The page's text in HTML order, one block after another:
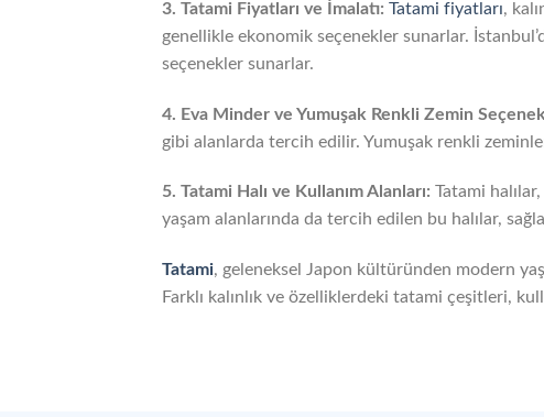
3. Tatami Fiyatları ve İmalatı: Tatami fiyatları,
genellikle ekonomik seçenekler sunarlar.
seçenekler sunarlar.
4. Eva Minder ve Yumuşak Renkli Zemin
gibi alanlarda tercih edilir. Yumuşak renkli
5. Tatami Halı ve Kullanım Alanları: Tatami
yaşam alanlarında da tercih edilen bu halılar,
Tatami, geleneksel Japon kültüründen modern
Farklı kalınlık ve özelliklerdeki tatami çeşitleri,